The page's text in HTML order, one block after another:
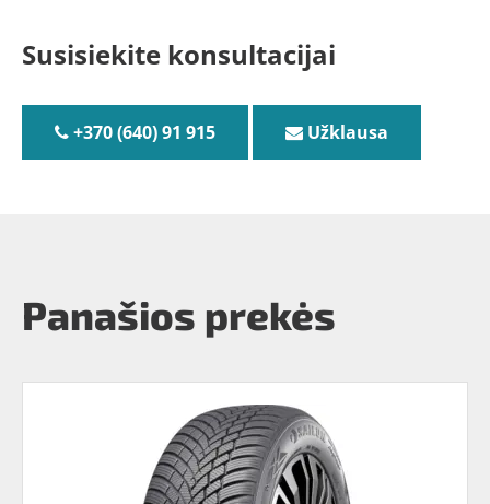
Susisiekite konsultacijai
+370 (640) 91 915 Užklausa
Panašios prekės